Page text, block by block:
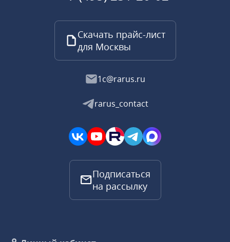
Скачать прайс-лист
для Москвы
1c@rarus.ru
rarus_contact
Подписаться
на рассылку